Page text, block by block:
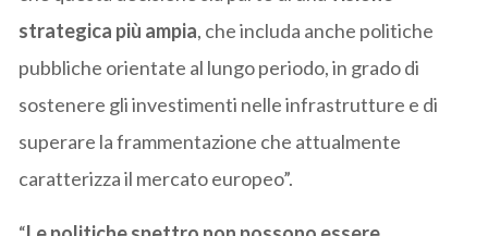
strategica più ampia, che includa anche politiche
pubbliche orientate al lungo periodo, in grado di
sostenere gli investimenti nelle infrastrutture e di
superare la frammentazione che attualmente
caratterizza il mercato europeo”.